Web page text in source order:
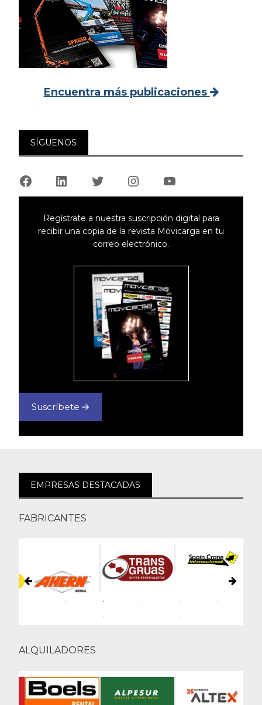
Encuentra más publicaciones
SÍGUENOS
Facebook LinkedIn Twitter Instagram YouTube
Regístrate a nuestra suscripción digital para
recibir una copia de la revista Movicarga en tu
correo electrónico.
Suscríbete
EMPRESAS DESTACADAS
FABRICANTES
ALQUILADORES